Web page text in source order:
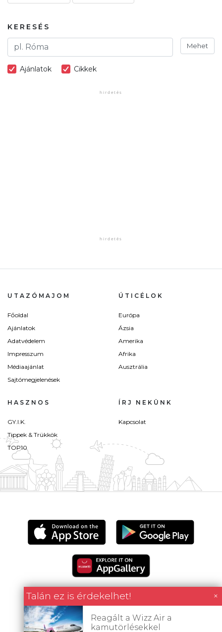
Talán ez is érdekelhet! ×
Reagált a Wizz Air a
kamutörlésekkel
KERESÉS
Mehet
Ajánlatok Cikkek
UTAZÓMAJOM
Főoldal
Ajánlatok
Adatvédelem
Impresszum
Médiaajánlat
Sajtómegjelenések
ÚTICÉLOK
Európa
Ázsia
Amerika
Afrika
Ausztrália
HASZNOS
GY.I.K.
Tippek & Trükkök
TOP10
ÍRJ NEKÜNK
Kapcsolat
Minden tartalom jogvédett © 2026 Utazómajom.